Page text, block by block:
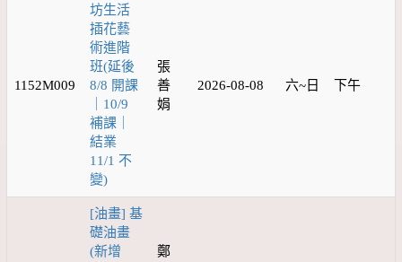
1152M009
坊生活
插花藝
術進階
班(延後
8/8 開課
｜10/9
補課｜
結業
11/1 不
變)
張
善
娟
2026-08-08 六~日 下午
[油畫] 基
礎油畫
(新增
鄭